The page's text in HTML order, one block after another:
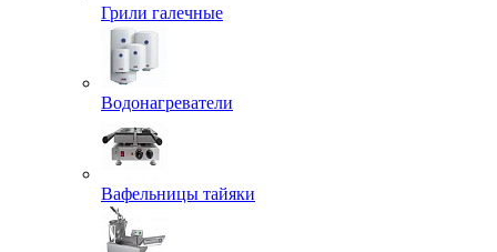
Грили галечные
Водонагреватели
Вафельницы тайяки